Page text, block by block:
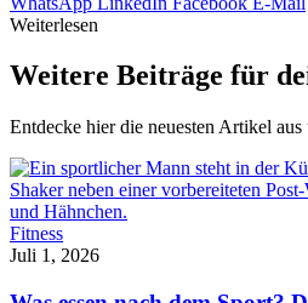
Weiterlesen
Weitere Beiträge für
Entdecke hier die neuesten Artikel aus
Fitness
Juli 1, 2026